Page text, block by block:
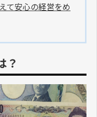
て安心の経営をめ
？